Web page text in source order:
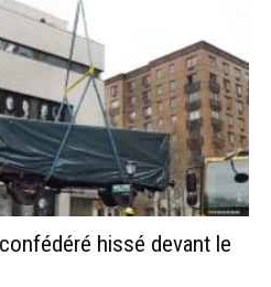
hissé devant le